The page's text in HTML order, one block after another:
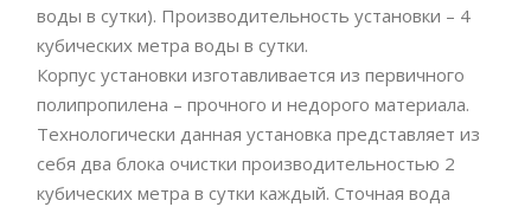
воды в сутки). Производительность установки – 4
кубических метра воды в сутки.
Корпус установки изготавливается из первичного
полипропилена – прочного и недорого материала.
Технологически данная установка представляет из
себя два блока очистки производительностью 2
кубических метра в сутки каждый. Сточная вода